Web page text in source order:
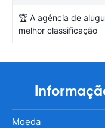
🏆 A agência de
melhor classificação
Moeda